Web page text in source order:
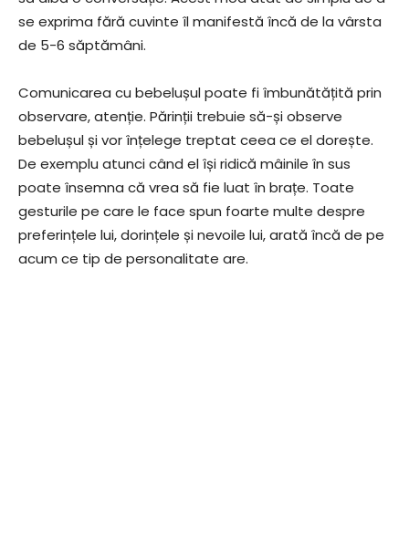
se exprima fără cuvinte îl manifestă încă de la vârsta
de 5-6 săptămâni.
Comunicarea cu bebelușul poate fi îmbunătățită prin
observare, atenție. Părinții trebuie să-și observe
bebelușul și vor înțelege treptat ceea ce el dorește.
De exemplu atunci când el își ridică mâinile în sus
poate însemna că vrea să fie luat în brațe. Toate
gesturile pe care le face spun foarte multe despre
preferințele lui, dorințele și nevoile lui, arată încă de pe
acum ce tip de personalitate are.